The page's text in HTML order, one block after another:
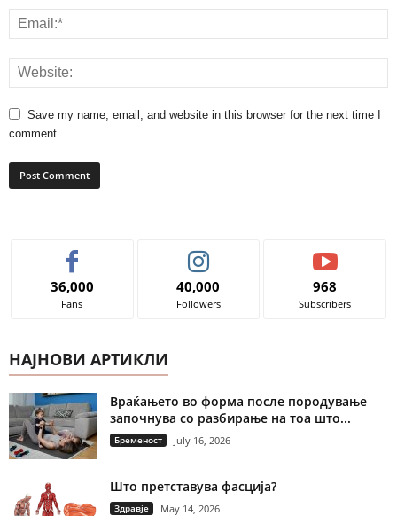
Save my name, email, and website in this browser for the next time I
comment.
36,000
Fans
40,000
Followers
968
Subscribers
НАЈНОВИ АРТИКЛИ
Враќањето во форма после породување
започнува со разбирање на тоа што...
Бременост July 16, 2026
Што претставува фасција?
Здравје May 14, 2026